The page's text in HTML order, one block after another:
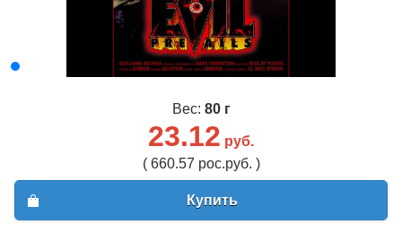
Вес: 80 г
23.12 руб.
( 660.57 рос.руб. )
Купить